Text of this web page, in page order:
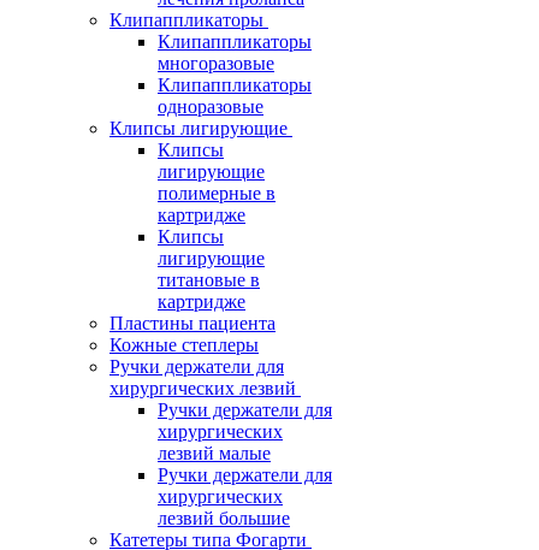
Клипаппликаторы
Клипаппликаторы
многоразовые
Клипаппликаторы
одноразовые
Клипсы лигирующие
Клипсы
лигирующие
полимерные в
картридже
Клипсы
лигирующие
титановые в
картридже
Пластины пациента
Кожные степлеры
Ручки держатели для
хирургических лезвий
Ручки держатели для
хирургических
лезвий малые
Ручки держатели для
хирургических
лезвий большие
Катетеры типа Фогарти